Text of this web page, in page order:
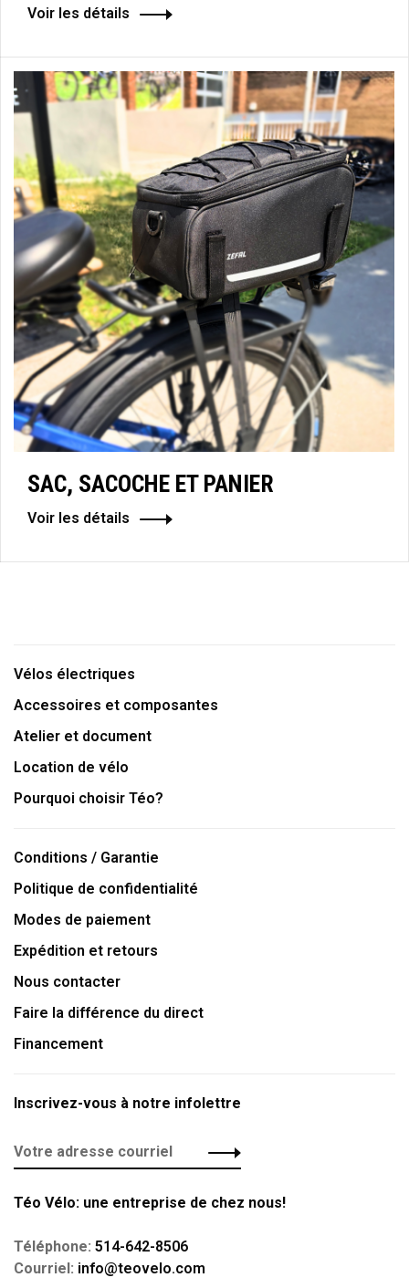
Voir les détails
SAC, SACOCHE ET PANIER
Voir les détails
Vélos électriques
Accessoires et composantes
Atelier et document
Location de vélo
Pourquoi choisir Téo?
Conditions / Garantie
Politique de confidentialité
Modes de paiement
Expédition et retours
Nous contacter
Faire la différence du direct
Financement
Inscrivez-vous à notre infolettre
Téo Vélo: une entreprise de chez nous!
Téléphone: 514-642-8506
Courriel: info@teovelo.com